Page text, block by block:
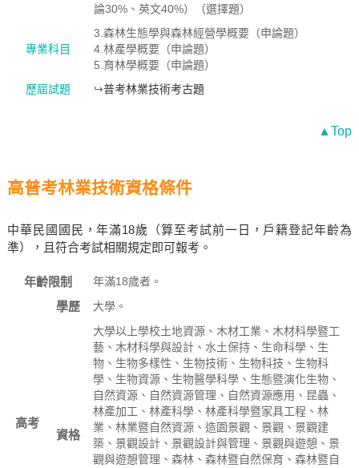
論30%、英文40%）（選擇題）
專業科目
3.森林生態學與森林經營學概要（申論題）
4.林產學概要（申論題）
5.育林學概要（申論題）
歷屆試題
↪普考林業技術考古題
▲Top
高普考林業技術資格條件
中華民國國民，年滿18歲（算至考試前一日，戶籍登記年齡為
準），且符合考試相關規定即可報考。
年齡限制 年滿18歲者。
高考
學歷 大學。
資格
大學以上學校土地資源、木材工業、木材科學暨工
藝、木材科學與設計、水土保持、生命科學、生
物、生物多樣性、生物技術、生物科技、生物科
學、生物資源、生物醫學科學、生態暨演化生物、
自然資源、自然資源管理、自然資源應用、昆蟲、
林產加工、林產科學、林產科學暨家具工程、林
業、林業暨自然資源、造園景觀、景觀、景觀建
築、景觀設計、景觀設計與管理、景觀與遊憩、景
觀與遊憩管理、森林、森林暨自然保育、森林暨自